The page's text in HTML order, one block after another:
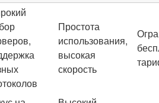
Простота
использования,
высокая
скорость